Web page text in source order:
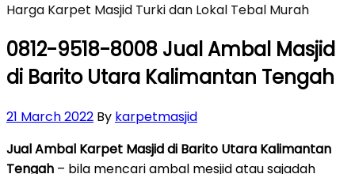
content
Harga Karpet Masjid Turki dan Lokal Tebal Murah
0812-9518-8008 Jual Ambal Masjid
di Barito Utara Kalimantan Tengah
Posted
21 March 2022 By karpetmasjid
Jual Ambal Karpet Masjid di Barito Utara Kalimantan
Tengah – bila mencari ambal mesjid atau sajadah